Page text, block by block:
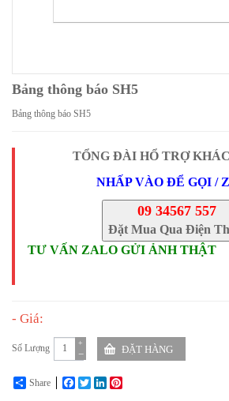
Bảng thông báo SH5
Bảng thông báo SH5
TỔNG ĐÀI HỔ TRỢ
NHẤP VÀO ĐỂ GỌI /
09 34567 557
Đặt Mua Qua Điện
TƯ VẤN ZALO GỬI ẢNH THẬT
- Giá:
Số Lượng −
+
Share FacebookTwitterLinkedIn